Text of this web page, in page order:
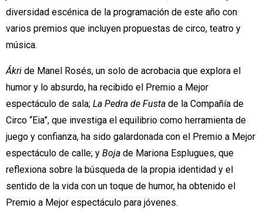
diversidad escénica de la programación de este año con
varios premios que incluyen propuestas de circo, teatro y
música.
Ákri de Manel Rosés, un solo de acrobacia que explora el
humor y lo absurdo, ha recibido el Premio a Mejor
espectáculo de sala; La Pedra de Fusta de la Compañía de
Circo “Eia”, que investiga el equilibrio como herramienta de
juego y confianza, ha sido galardonada con el Premio a Mejor
espectáculo de calle; y Boja de Mariona Esplugues, que
reflexiona sobre la búsqueda de la propia identidad y el
sentido de la vida con un toque de humor, ha obtenido el
Premio a Mejor espectáculo para jóvenes.